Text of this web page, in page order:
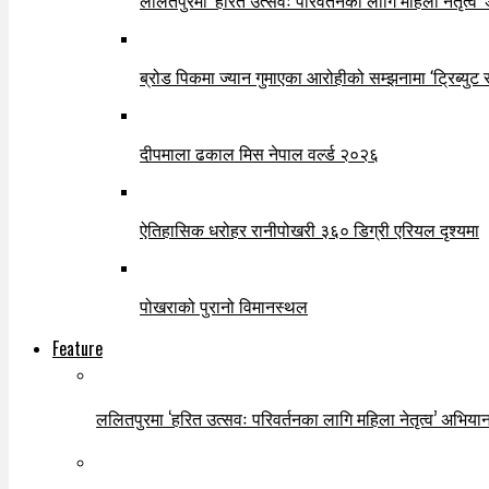
ब्रोड पिकमा ज्यान गुमाएका आरोहीको सम्झनामा ‘ट्रिब्युट
दीपमाला ढकाल मिस नेपाल वर्ल्ड २०२६
ऐतिहासिक धरोहर रानीपोखरी ३६० डिग्री एरियल दृश्यमा
पोखराको पुरानो विमानस्थल
Feature
ललितपुरमा ‘हरित उत्सवः परिवर्तनका लागि महिला नेतृत्व’